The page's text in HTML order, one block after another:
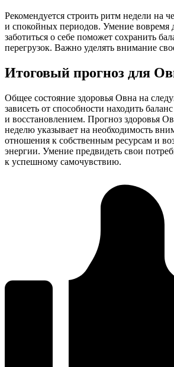
Рекомендуется строить ритм недели на
и спокойных периодов. Умение вовремя
заботиться о себе поможет сохранить
перегрузок. Важно уделять внимание
Итоговый прогноз для
Общее состояние здоровья Овна на
зависеть от способности находить
и восстановлением. Прогноз здоровья
неделю указывает на необходимость
отношения к собственным ресурсам и
энергии. Умение предвидеть свои
к успешному самочувствию.